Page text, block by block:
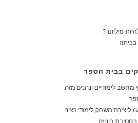
מיליונר?
בכיתה
בבית הספר
מחשב לימודיים ונהנים מזה.
ביניים